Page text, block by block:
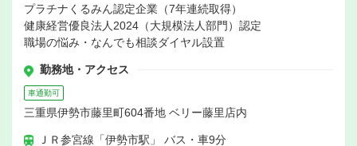
プラチナくるみん認定企業（7年連続取得）
健康経営優良法人2024（大規模法人部門）認定
職場の悩み・なんでも相談ダイヤル設置
勤務地・アクセス
車通勤可
三重県伊勢市藤里町604番地 ベリー藤里店内
ＪＲ参宮線「伊勢市駅」 バス・車9分